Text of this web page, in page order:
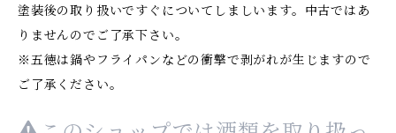
塗装後の取り扱いですぐについてしましいます。中古ではあ
りませんのでご了承下さい。
※五徳は鍋やフライパンなどの衝撃で剥がれが生じますので
ご了承ください。